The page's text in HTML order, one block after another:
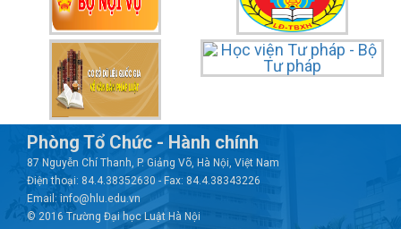
Phòng Tổ Chức - Hành chính
87 Nguyễn Chí Thanh, P. Giảng Võ, Hà Nội, Việt Nam
Điện thoại: 84.4.38352630 - Fax: 84.4.38343226
Email: info@hlu.edu.vn
© 2016 Trường Đại học Luật Hà Nội